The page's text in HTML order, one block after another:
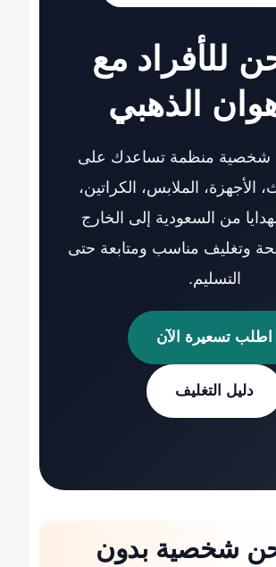
للأفراد مع
الذهبي
منظمة تساعدك على
الأجهزة، الملابس، الكراتين،
من السعودية إلى الخارج
وتغليف مناسب ومتابعة حتى
التسليم.
اطلب تسعيرة الآن
دليل التغليف
شخصية بدون